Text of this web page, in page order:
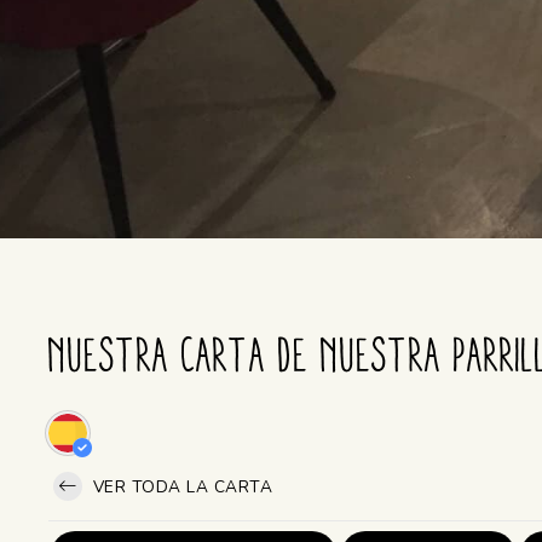
Nuestra carta de NUESTRA
VER TODA LA CARTA